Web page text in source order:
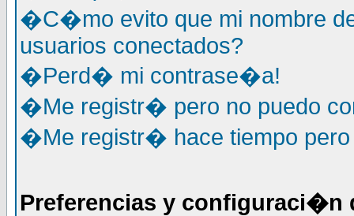
�C�mo evito que mi nombre
usuarios conectados?
�Perd� mi contrase�a!
�Me registr� pero no puedo
�Me registr� hace tiempo pero
Preferencias y configuraci�n